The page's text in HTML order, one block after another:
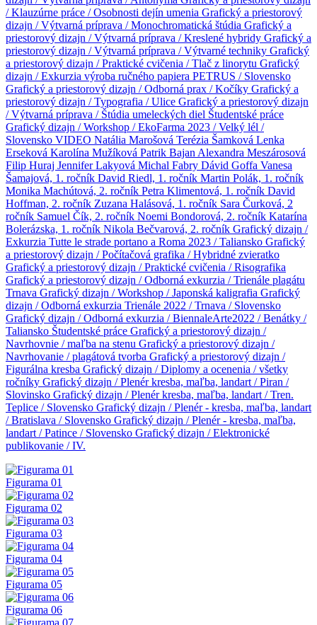
/ Klauzúrne práce / Osobnosti dejín umenia Grafický a priestorový
dizajn / Výtvarná príprava / Monochromatická štúdia Grafický a
priestorový dizajn / Výtvarná príprava / Kreslené hybridy Grafický a
priestorový dizajn / Výtvarná príprava / Výtvarné techniky Grafický
a priestorový dizajn / Praktické cvičenia / Tlač z linorytu Grafický
dizajn / Exkurzia výroba ručného papiera PETRUS / Slovensko
Grafický a priestorový dizajn / Odborná prax / Kočíky Grafický a
priestorový dizajn / Typografia / Ulice Grafický a priestorový dizajn
/ Výtvarná príprava / Štúdia umeleckých diel Študentské práce
Grafický dizajn / Workshop / EkoFarma 2023 / Velký lél /
Slovensko VIDEO Natália Marošová Terézia Šamková Lenka
Erseková Karolína Mužíková Patrik Bajan Alexandra Meszárosová
Filip Huraj Jennifer Lakyová Michal Fabry Dávid Goffa Vanesa
Šamajová, 1. ročník David Riedl, 1. ročník Martin Polák, 1. ročník
Monika Machútová, 2. ročník Petra Klimentová, 1. ročník David
Hoffman, 2. ročník Zuzana Halásová, 1. ročník Sara Čurková, 2
ročník Samuel Čík, 2. ročník Noemi Bondorová, 2. ročník Katarína
Bolerázska, 1. ročník Nikola Bečvarová, 2. ročník Grafický dizajn /
Exkurzia Tutte le strade portano a Roma 2023 / Taliansko Grafický
a priestorový dizajn / Počítačová grafika / Hybridné zvieratko
Grafický a priestorový dizajn / Praktické cvičenia / Risografika
Grafický a priestorový dizajn / Odborná exkurzia / Trienále plagátu
Trnava Grafický dizajn / Workshop / Japonská kaligrafia Grafický
dizajn / Odborná exkurzia Trienále 2022 / Trnava / Slovensko
Grafický dizajn / Odborná exkurzia / BiennaleArte2022 / Benátky /
Taliansko Študentské práce Grafický a priestorový dizajn /
Navrhovnie / maľba na stenu Grafický a priestorový dizajn /
Navrhovanie / plagátová tvorba Grafický a priestorový dizajn /
Figurálna kresba Grafický dizajn / Diplomy a ocenenia / všetky
ročníky Grafický dizajn / Plenér kresba, maľba, landart / Piran /
Slovinsko Grafický dizajn / Plenér kresba, maľba, landart / Tren.
Teplice / Slovensko Grafický dizajn / Plenér - kresba, maľba, landart
/ Bratislava / Slovensko Grafický dizajn / Plenér - kresba, maľba,
landart / Patince / Slovensko Grafický dizajn / Elektronické
publikovanie / IV.
Figurama 01
Figurama 02
Figurama 03
Figurama 04
Figurama 05
Figurama 06